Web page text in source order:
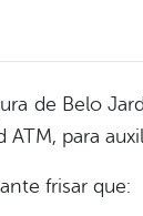
de Belo
ATM, para
frisar que: